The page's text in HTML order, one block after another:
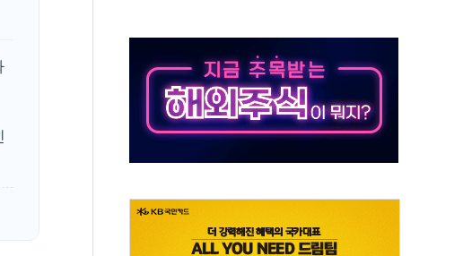
머니 흉기 살해 10대 아들 체포
'뻔뻔' 받아친 정청래…제주 연설서 신경전 고조